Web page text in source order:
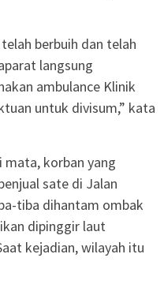
berbuih dan telah
langsung
ambulance Klinik
untuk divisum,” kata
mata, korban yang
sate di Jalan
tiba dihantam ombak
dipinggir laut
kejadian, wilayah itu